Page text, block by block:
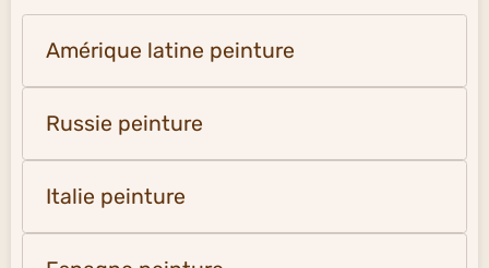
Amérique latine peinture
Russie peinture
Italie peinture